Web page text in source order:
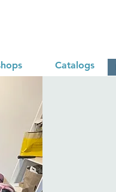
Catalogs